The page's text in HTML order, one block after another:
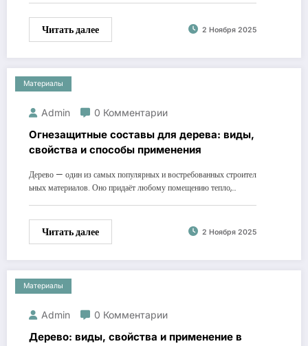
Читать далее 2 Ноября 2025
Материалы
Admin 0 Комментарии
Огнезащитные составы для дерева: виды,
свойства и способы применения
Дерево — один из самых популярных и востребованных строител
ьных материалов. Оно придаёт любому помещению тепло,…
Читать далее 2 Ноября 2025
Материалы
Admin 0 Комментарии
Дерево: виды, свойства и применение в